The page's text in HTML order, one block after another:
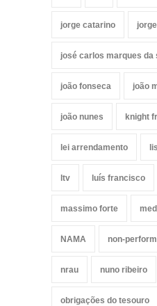
jorge catarino
josé carlos marques da
joão fonseca joão
joão nunes knight
lei arrendamento
ltv luís francisco
massimo forte
NAMA non-
nrau nuno ribeiro
obrigações do tesouro